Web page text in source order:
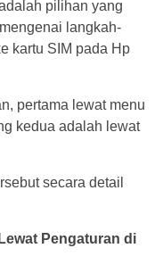
pilihan yang
langkah-
kartu SIM pada Hp
pertama lewat menu
kedua adalah lewat
secara detail
Pengaturan di